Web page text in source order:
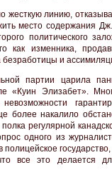
жесткую линию,
место содержания
политического
как изменника,
и
партии царила
«Куин Элизабет».
более накалило
регулярной
одного из
все это делается